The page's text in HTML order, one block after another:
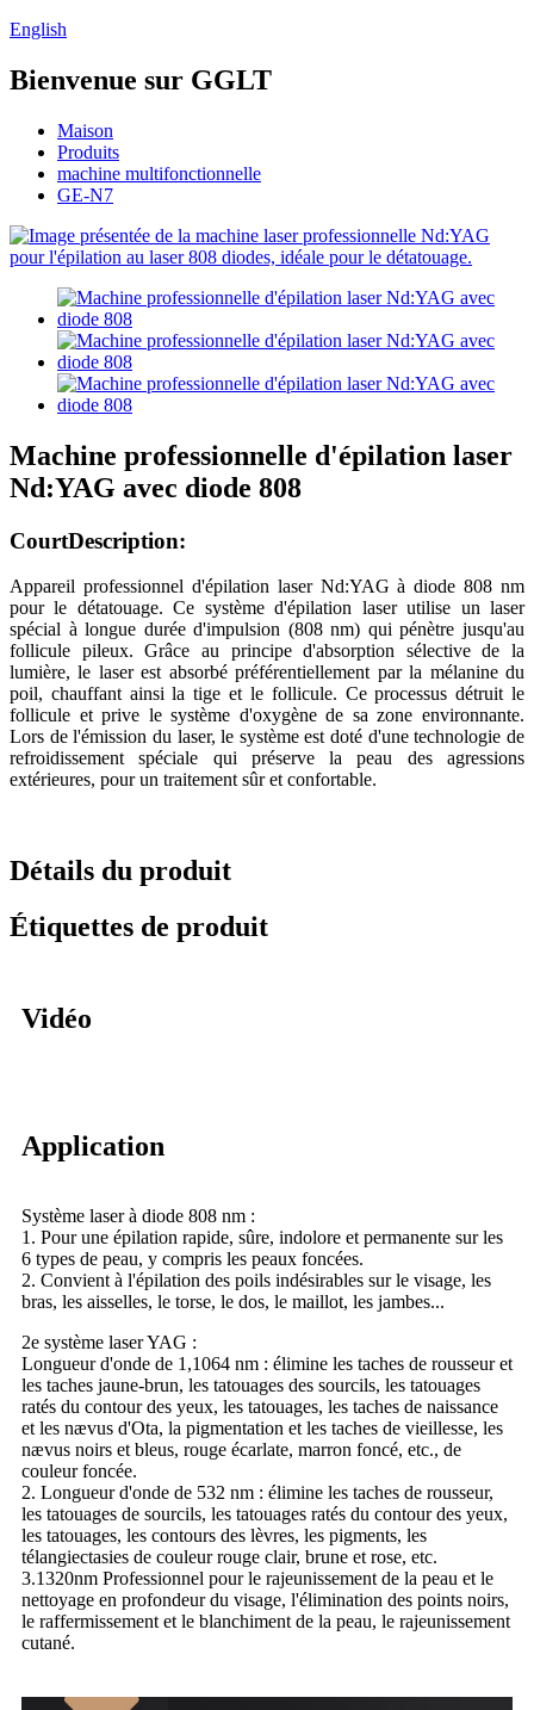
English
Bienvenue sur GGLT
Maison
Produits
machine multifonctionnelle
GE-N7
Machine professionnelle d'épilation laser
Nd:YAG avec diode 808
CourtDescription:
Appareil professionnel d'épilation laser Nd:YAG à diode 808 nm
pour le détatouage. Ce système d'épilation laser utilise un laser
spécial à longue durée d'impulsion (808 nm) qui pénètre jusqu'au
follicule pileux. Grâce au principe d'absorption sélective de la
lumière, le laser est absorbé préférentiellement par la mélanine du
poil, chauffant ainsi la tige et le follicule. Ce processus détruit le
follicule et prive le système d'oxygène de sa zone environnante.
Lors de l'émission du laser, le système est doté d'une technologie de
refroidissement spéciale qui préserve la peau des agressions
extérieures, pour un traitement sûr et confortable.
Détails du produit
Étiquettes de produit
Vidéo
Application
Système laser à diode 808 nm :
1. Pour une épilation rapide, sûre, indolore et permanente sur les
6 types de peau, y compris les peaux foncées.
2. Convient à l'épilation des poils indésirables sur le visage, les
bras, les aisselles, le torse, le dos, le maillot, les jambes...
2e système laser YAG :
Longueur d'onde de 1,1064 nm : élimine les taches de rousseur et
les taches jaune-brun, les tatouages ​​des sourcils, les tatouages ​​
ratés du contour des yeux, les tatouages, les taches de naissance
et les nævus d'Ota, la pigmentation et les taches de vieillesse, les
nævus noirs et bleus, rouge écarlate, marron foncé, etc., de
couleur foncée.
2. Longueur d'onde de 532 nm : élimine les taches de rousseur,
les tatouages ​​de sourcils, les tatouages ​​ratés du contour des yeux,
les tatouages, les contours des lèvres, les pigments, les
télangiectasies de couleur rouge clair, brune et rose, etc.
3.1320nm Professionnel pour le rajeunissement de la peau et le
nettoyage en profondeur du visage, l'élimination des points noirs,
le raffermissement et le blanchiment de la peau, le rajeunissement
cutané.